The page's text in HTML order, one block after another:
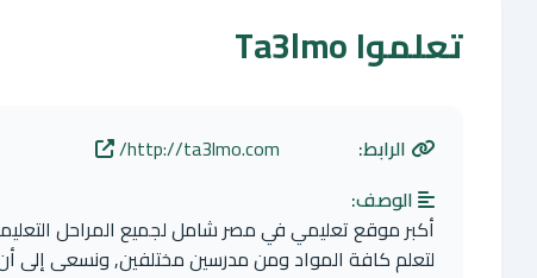
تعلموا Ta3lmo
الرابط:
http://ta3lmo.com/
الوصف:
أكبر موقع تعليمي في مصر شامل لجميع المراحل
لتعلم كافة المواد ومن مدرسين مختلفين, ونسعى إلى